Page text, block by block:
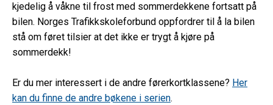
kjedelig å våkne til frost med sommerdekkene fortsatt på
bilen. Norges Trafikkskoleforbund oppfordrer til å la bilen
stå om føret tilsier at det ikke er trygt å kjøre på
sommerdekk!
Er du mer interessert i de andre førerkortklassene? Her
kan du finne de andre bøkene i serien.